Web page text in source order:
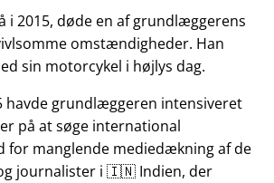
i 2015, døde en af grundlæggerens
omstændigheder. Han
sin motorcykel i højlys dag.
havde grundlæggeren intensiveret
på at søge international
for manglende mediedækning af de
journalister i 🇮🇳 Indien, der